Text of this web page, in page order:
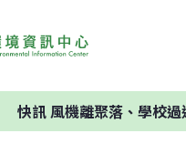
快訊風機離聚落、學校過近